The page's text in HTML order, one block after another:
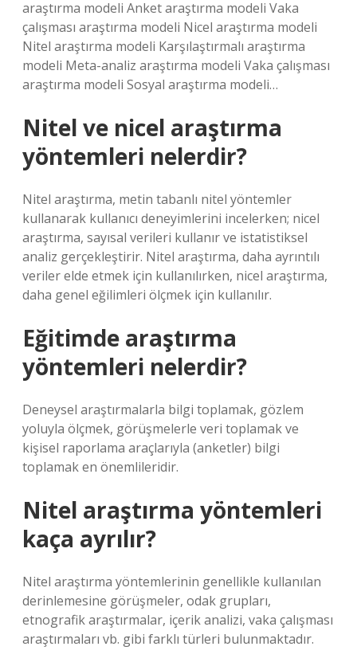
araştırma modeli Anket araştırma modeli Vaka
çalışması araştırma modeli Nicel araştırma modeli
Nitel araştırma modeli Karşılaştırmalı araştırma
modeli Meta-analiz araştırma modeli Vaka çalışması
araştırma modeli Sosyal araştırma modeli…
Nitel ve nicel araştırma
yöntemleri nelerdir?
Nitel araştırma, metin tabanlı nitel yöntemler
kullanarak kullanıcı deneyimlerini incelerken; nicel
araştırma, sayısal verileri kullanır ve istatistiksel
analiz gerçekleştirir. Nitel araştırma, daha ayrıntılı
veriler elde etmek için kullanılırken, nicel araştırma,
daha genel eğilimleri ölçmek için kullanılır.
Eğitimde araştırma
yöntemleri nelerdir?
Deneysel araştırmalarla bilgi toplamak, gözlem
yoluyla ölçmek, görüşmelerle veri toplamak ve
kişisel raporlama araçlarıyla (anketler) bilgi
toplamak en önemlileridir.
Nitel araştırma yöntemleri
kaça ayrılır?
Nitel araştırma yöntemlerinin genellikle kullanılan
derinlemesine görüşmeler, odak grupları,
etnografik araştırmalar, içerik analizi, vaka çalışması
araştırmaları vb. gibi farklı türleri bulunmaktadır.